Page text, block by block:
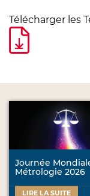
Télécharger les
Journée
Métrologie 2026
LIRE LA SUITE